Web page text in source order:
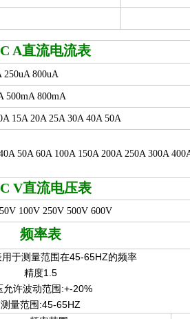
A直流电流表
250uA 800uA
500mA 800mA
15A 20A 25A 30A 40A 50A
50A 60A 100A 150A 200A 250A 300A
V直流电压表
100V 250V 500V 600V
频率表
于测量范围在45-65HZ的频率
精度1.5
允许波动范围:+-20%
测量范围:45-65HZ